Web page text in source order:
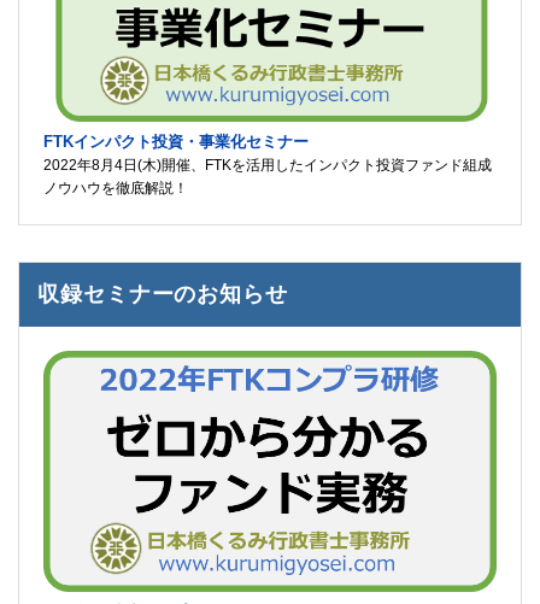
FTKインパクト投資・事業化セミナー
2022年8月4日(木)開催、FTKを活用したインパクト投資ファンド組成
ノウハウを徹底解説！
収録セミナーのお知らせ